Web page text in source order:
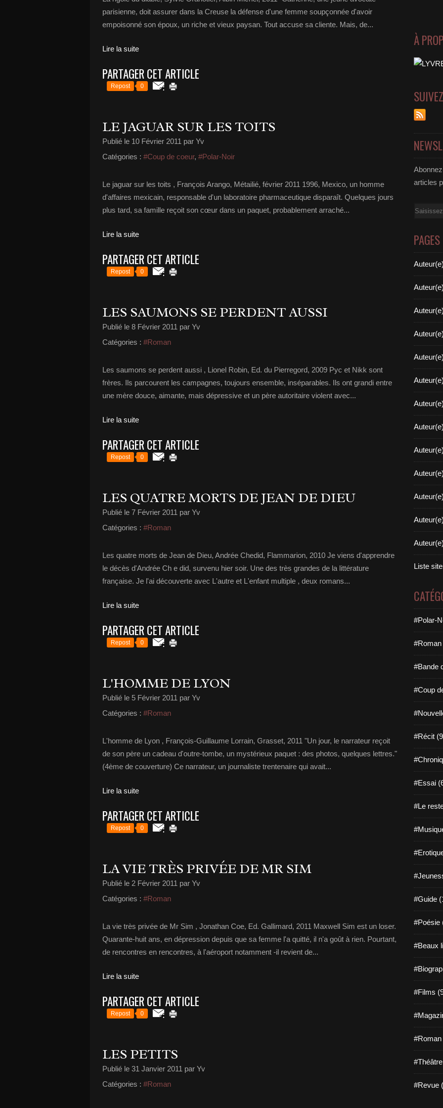
parisienne, doit assurer dans la Creuse la défense d'une femme soupçonnée d'avoir
empoisonné son époux, un riche et vieux paysan. Tout accuse sa cliente. Mais, de...
Lire la suite
PARTAGER CET ARTICLE
Repost 0
LE JAGUAR SUR LES TOITS
Publié le 10 Février 2011 par Yv
Catégories : #Coup de coeur, #Polar-Noir
Le jaguar sur les toits , François Arango, Métailié, février 2011 1996, Mexico, un homme
d'affaires mexicain, responsable d'un laboratoire pharmaceutique disparaît. Quelques jours
plus tard, sa famille reçoit son cœur dans un paquet, probablement arraché...
Lire la suite
PARTAGER CET ARTICLE
Repost 0
LES SAUMONS SE PERDENT AUSSI
Publié le 8 Février 2011 par Yv
Catégories : #Roman
Les saumons se perdent aussi , Lionel Robin, Ed. du Pierregord, 2009 Pyc et Nikk sont
frères. Ils parcourent les campagnes, toujours ensemble, inséparables. Ils ont grandi entre
une mère douce, aimante, mais dépressive et un père autoritaire violent avec...
Lire la suite
PARTAGER CET ARTICLE
Repost 0
LES QUATRE MORTS DE JEAN DE DIEU
Publié le 7 Février 2011 par Yv
Catégories : #Roman
Les quatre morts de Jean de Dieu, Andrée Chedid, Flammarion, 2010 Je viens d'apprendre
le décès d'Andrée Ch e did, survenu hier soir. Une des très grandes de la littérature
française. Je l'ai découverte avec L'autre et L'enfant multiple , deux romans...
Lire la suite
PARTAGER CET ARTICLE
Repost 0
L'HOMME DE LYON
Publié le 5 Février 2011 par Yv
Catégories : #Roman
L'homme de Lyon , François-Guillaume Lorrain, Grasset, 2011 "Un jour, le narrateur reçoit
de son père un cadeau d'outre-tombe, un mystérieux paquet : des photos, quelques lettres."
(4ème de couverture) Ce narrateur, un journaliste trentenaire qui avait...
Lire la suite
PARTAGER CET ARTICLE
Repost 0
LA VIE TRÈS PRIVÉE DE MR SIM
Publié le 2 Février 2011 par Yv
Catégories : #Roman
La vie très privée de Mr Sim , Jonathan Coe, Ed. Gallimard, 2011 Maxwell Sim est un loser.
Quarante-huit ans, en dépression depuis que sa femme l'a quitté, il n'a goût à rien. Pourtant,
de rencontres en rencontres, à l'aéroport notamment -il revient de...
Lire la suite
PARTAGER CET ARTICLE
Repost 0
LES PETITS
Publié le 31 Janvier 2011 par Yv
Catégories : #Roman
À
articles
Email
PAGES
Liste
#Polar-
#Roman
#Bande
#Coup
#Récit
#Essai
#Le
#Guide
#Poésie
#Beaux
#Films
#Roman
#Revue